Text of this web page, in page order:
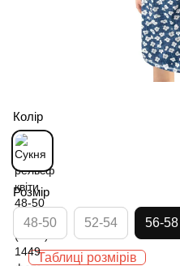
Колір
Розмір
48-50 52-54 56-58
Таблиці розмірів